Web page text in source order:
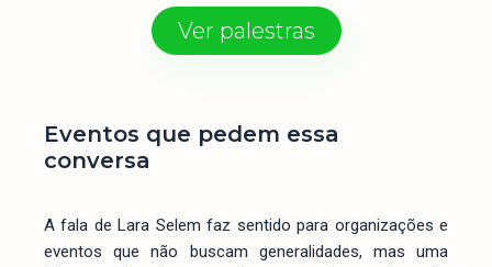
Ver palestras
Eventos que pedem essa
conversa
A fala de Lara Selem faz sentido para organizações e
eventos que não buscam generalidades, mas uma